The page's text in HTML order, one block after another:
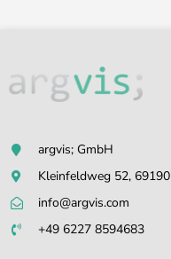
argvis; GmbH
Kleinfeldweg 52,
info@argvis.com
+49 6227 8594683